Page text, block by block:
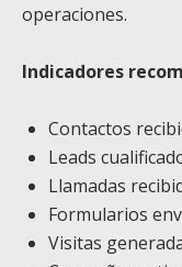
operaciones.
Indicadores
Contactos
Leads
Llamadas
Formularios
Visitas